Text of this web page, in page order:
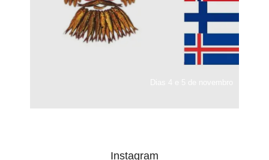
Instagram